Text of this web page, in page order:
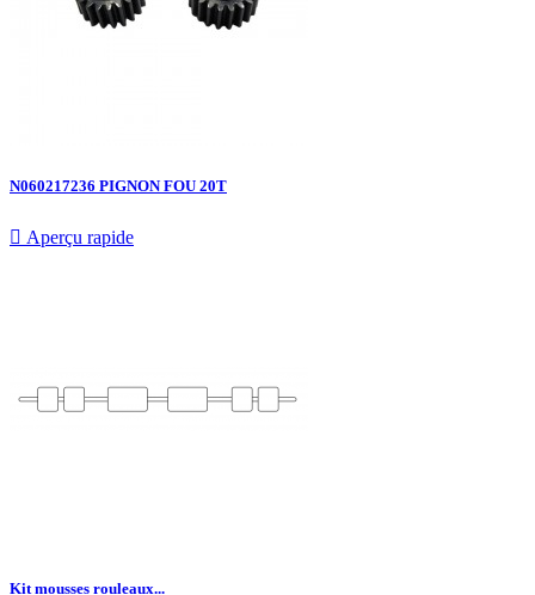
N060217236 PIGNON FOU 20T
 Aperçu rapide
Kit mousses rouleaux...